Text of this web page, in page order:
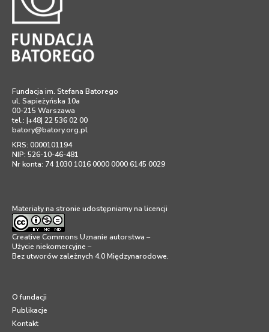
Fundacja im. Stefana Batorego
ul. Sapieżyńska 10a
00-215 Warszawa
tel.: |+48| 22 536 02 00
batory@batory.org.pl
KRS: 0000101194
NIP: 526-10-46-481
Nr konta: 74 1030 1016 0000 0000 6145 0029
Materiały na stronie udostępniamy na licencji
Creative Commons Uznanie autorstwa –
Użycie niekomercyjne –
Bez utworów zależnych 4.0 Międzynarodowe.
O fundacji
Publikacje
Kontakt